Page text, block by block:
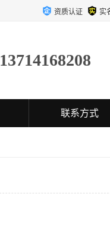
资质认证 实
13714168208
联系方式